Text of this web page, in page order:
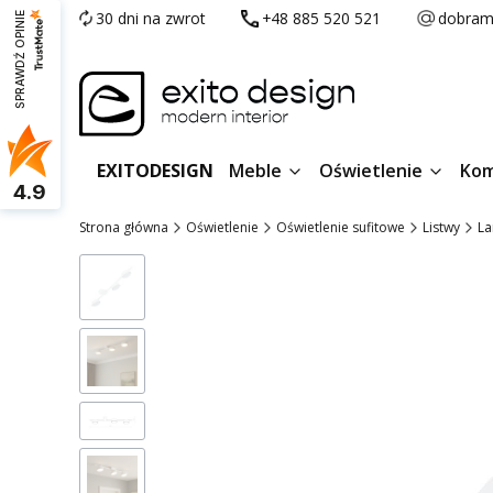
30 dni na zwrot +48 885 520 521
EXITODESIGN Meble Oświetlenie
Strona główna Oświetlenie Oświetlenie sufitowe Listwy
SPRAWDŹ OPINIE
4.9